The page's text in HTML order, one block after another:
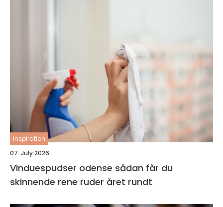
inspiration
07. July 2026
Vinduespudser odense sådan får du
skinnende rene ruder året rundt